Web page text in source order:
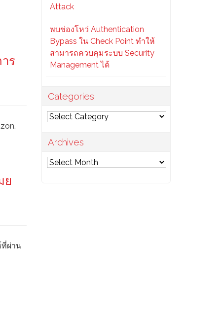
ร
ย
ที่ผ่าน
Attack
พบช่องโหว่ Authentication
Bypass ใน Check Point ทำให้
สามารถควบคุมระบบ Security
Management ได้
Categories
Categories
Archives
Archives